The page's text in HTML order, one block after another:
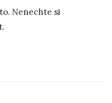
Nenechte si